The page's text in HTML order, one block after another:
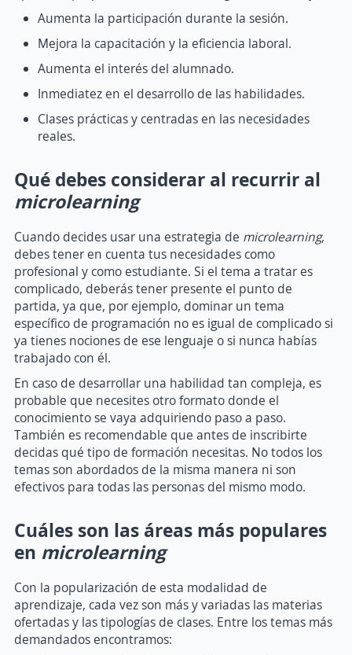
Aumenta la participación durante la sesión.
Mejora la capacitación y la eficiencia laboral.
Aumenta el interés del alumnado.
Inmediatez en el desarrollo de las habilidades.
Clases prácticas y centradas en las necesidades
reales.
Qué debes considerar al recurrir al
microlearning
Cuando decides usar una estrategia de microlearning,
debes tener en cuenta tus necesidades como
profesional y como estudiante. Si el tema a tratar es
complicado, deberás tener presente el punto de
partida, ya que, por ejemplo, dominar un tema
específico de programación no es igual de complicado si
ya tienes nociones de ese lenguaje o si nunca habías
trabajado con él.
En caso de desarrollar una habilidad tan compleja, es
probable que necesites otro formato donde el
conocimiento se vaya adquiriendo paso a paso.
También es recomendable que antes de inscribirte
decidas qué tipo de formación necesitas. No todos los
temas son abordados de la misma manera ni son
efectivos para todas las personas del mismo modo.
Cuáles son las áreas más populares
en microlearning
Con la popularización de esta modalidad de
aprendizaje, cada vez son más y variadas las materias
ofertadas y las tipologías de clases. Entre los temas más
demandados encontramos: